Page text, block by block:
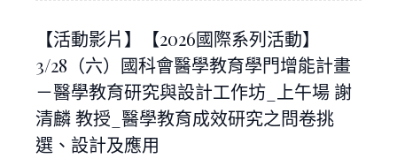
【活動影片】【2026國際系列活動】
3/28（六）國科會醫學教育學門增能計畫
－醫學教育研究與設計工作坊_上午場 謝
清麟 教授_醫學教育成效研究之問卷挑
選、設計及應用